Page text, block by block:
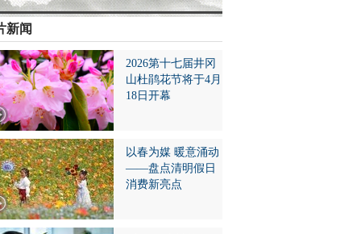
新闻
2026第十七届井冈
山杜鹃花节将于4月
18日开幕
以春为媒 暖意涌动
——盘点清明假日
消费新亮点